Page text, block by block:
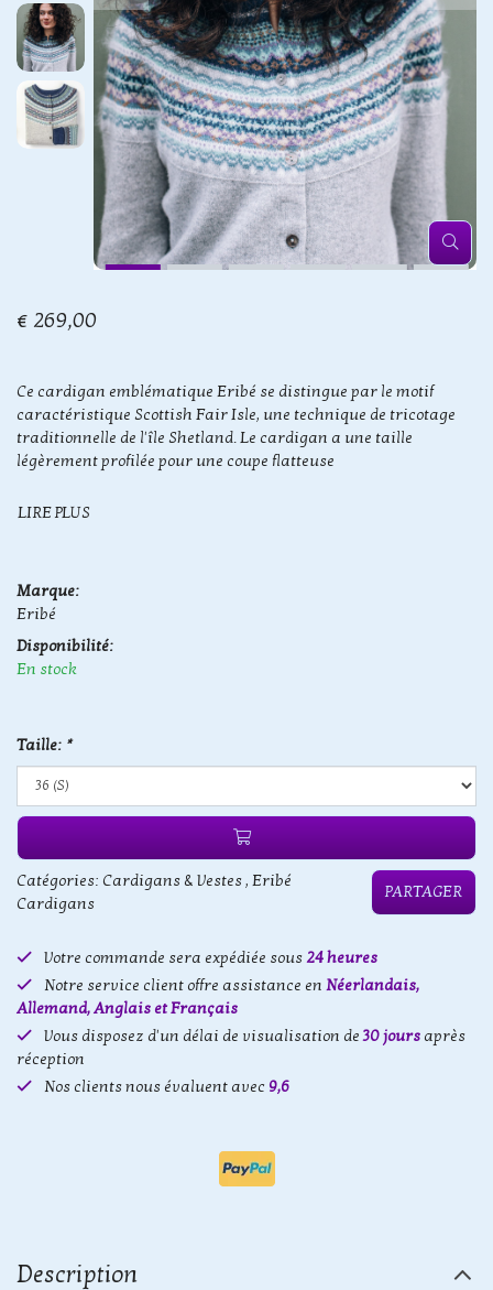
€ 269,00
Ce cardigan emblématique Eribé se distingue par le motif
caractéristique Scottish Fair Isle, une technique de tricotage
traditionnelle de l'île Shetland. Le cardigan a une taille
légèrement profilée pour une coupe flatteuse
LIRE PLUS
Marque:
Eribé
Disponibilité:
En stock
Taille: *
Catégories: Cardigans & Vestes, Eribé
Cardigans
PARTAGER
Votre commande sera expédiée sous24 heures
Notre service client offre assistance en Néerlandais,
Allemand, Anglais et Français
Vous disposez d'un délai de visualisation de30 jours après
réception
Nos clients nous évaluent avec 9,6
Description